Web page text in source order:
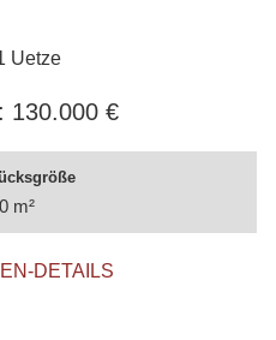
Uetze
130.000 €
m²
DETAILS